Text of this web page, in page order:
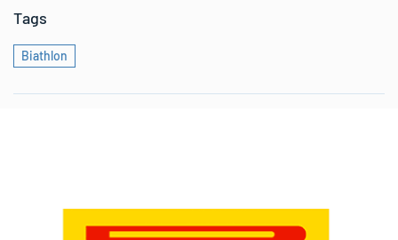
Tags
Biathlon